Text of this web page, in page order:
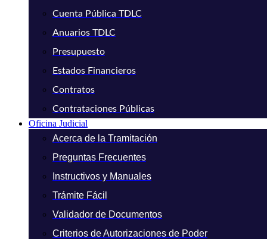
Cuenta Pública TDLC
Anuarios TDLC
Presupuesto
Estados Financieros
Contratos
Contrataciones Públicas
Oficina Judicial
Acerca de la Tramitación
Preguntas Frecuentes
Instructivos y Manuales
Trámite Fácil
Validador de Documentos
Criterios de Autorizaciones de Poder